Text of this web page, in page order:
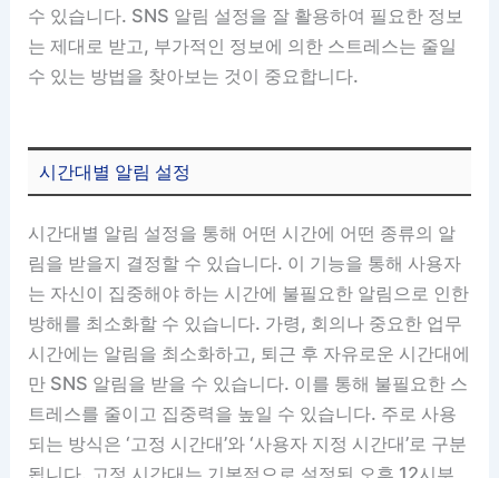
수 있습니다. SNS 알림 설정을 잘 활용하여 필요한 정보
는 제대로 받고, 부가적인 정보에 의한 스트레스는 줄일
수 있는 방법을 찾아보는 것이 중요합니다.
시간대별 알림 설정
시간대별 알림 설정을 통해 어떤 시간에 어떤 종류의 알
림을 받을지 결정할 수 있습니다. 이 기능을 통해 사용자
는 자신이 집중해야 하는 시간에 불필요한 알림으로 인한
방해를 최소화할 수 있습니다. 가령, 회의나 중요한 업무
시간에는 알림을 최소화하고, 퇴근 후 자유로운 시간대에
만 SNS 알림을 받을 수 있습니다. 이를 통해 불필요한 스
트레스를 줄이고 집중력을 높일 수 있습니다. 주로 사용
되는 방식은 ‘고정 시간대’와 ‘사용자 지정 시간대’로 구분
됩니다. 고정 시간대는 기본적으로 설정된 오후 12시부